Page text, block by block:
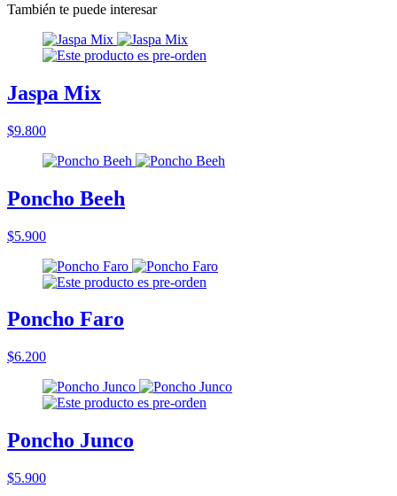
También te puede interesar
Jaspa Mix
$9.800
Poncho Beeh
$5.900
Poncho Faro
$6.200
Poncho Junco
$5.900